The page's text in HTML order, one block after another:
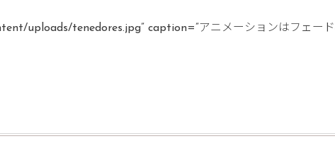
uploads/tenedores.jpg” caption=”アニメーションはフェー